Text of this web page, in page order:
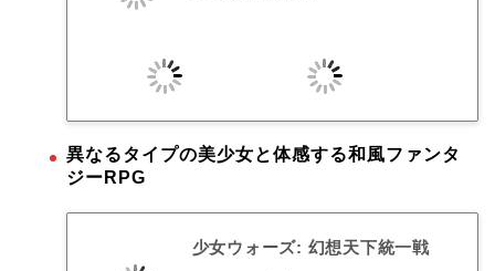
異なるタイプの美少女と体感する和風ファンタ
ジーRPG
少女ウォーズ: 幻想天下統一戦